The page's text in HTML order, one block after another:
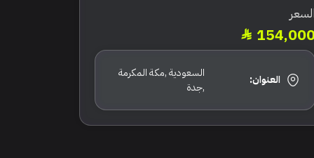
العنوان:
السعودية ,مكة المكرمة
,جدة